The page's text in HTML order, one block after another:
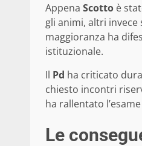
Appena Scotto è
gli animi, altri
maggioranza ha
istituzionale.
Il Pd ha criticato
chiesto incontri
ha rallentato
Le